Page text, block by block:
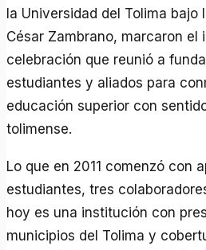
la Universidad del Tolima
César Zambrano, marcaron el
celebración que reunió a
estudiantes y aliados para
educación superior con
tolimense.
Lo que en 2011 comenzó con
estudiantes, tres
hoy es una institución con
municipios del Tolima y